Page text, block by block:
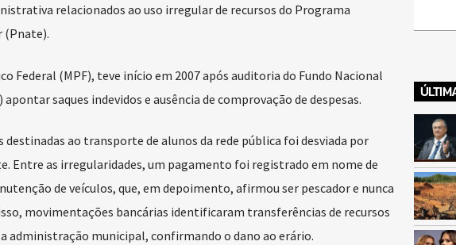
relacionados ao uso irregular de recursos do Programa
(Pnate).
Federal (MPF), teve início em 2007 após auditoria do Fundo Nacional
saques indevidos e ausência de comprovação de despesas.
destinadas ao transporte de alunos da rede pública foi desviada por
Entre as irregularidades, um pagamento foi registrado em nome de
de veículos, que, em depoimento, afirmou ser pescador e nunca
movimentações bancárias identificaram transferências de recursos
administração municipal, confirmando o dano ao erário.